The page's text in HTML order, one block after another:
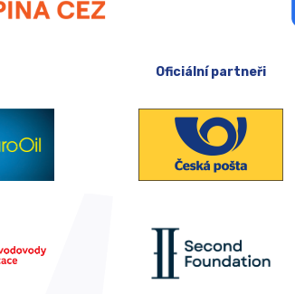
Oficiální partneři